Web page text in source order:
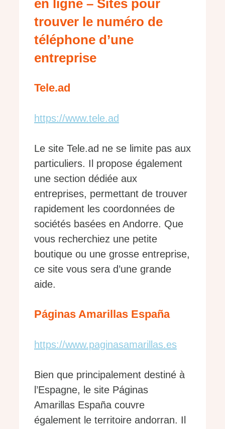
en ligne – Sites pour
trouver le numéro de
téléphone d’une
entreprise
Tele.ad
https://www.tele.ad
Le site Tele.ad ne se limite pas aux
particuliers. Il propose également
une section dédiée aux
entreprises, permettant de trouver
rapidement les coordonnées de
sociétés basées en Andorre. Que
vous recherchiez une petite
boutique ou une grosse entreprise,
ce site vous sera d’une grande
aide.
Páginas Amarillas España
https://www.paginasamarillas.es
Bien que principalement destiné à
l’Espagne, le site Páginas
Amarillas España couvre
également le territoire andorran. Il